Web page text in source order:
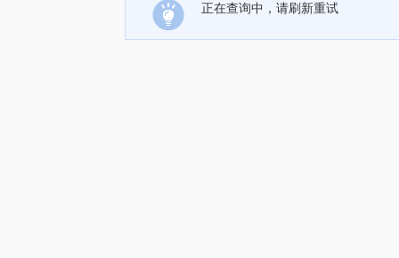
正在查询中，请刷新重试